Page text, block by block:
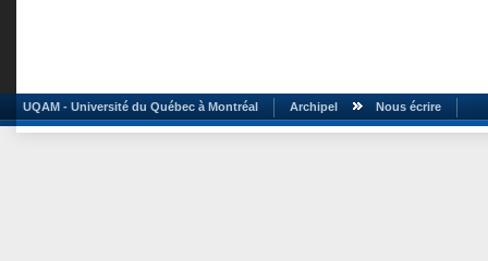
UQAM - Université du Québec à Montréal Archipel Nous écrire